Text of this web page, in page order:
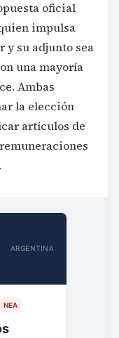
oficial
impulsa
y su adjunto sea
una mayoría
Ambas
la elección
artículos de
ARGENTINA
NEA